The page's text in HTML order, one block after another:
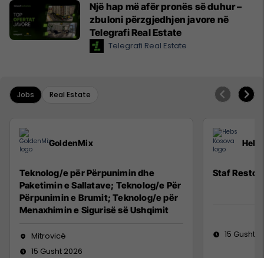
Një hap më afër pronës së duhur –
zbuloni përzgjedhjen javore në
Telegrafi Real Estate
Telegrafi Real Estate
Jobs Real Estate
GoldenMix
Teknolog/e për Përpunimin dhe
Paketimin e Sallatave; Teknolog/e Për
Përpunimin e Brumit; Teknolog/e për
Menaxhimin e Sigurisë së Ushqimit
Mitrovicë
15 Gusht 2026
Staf
15 Gusht